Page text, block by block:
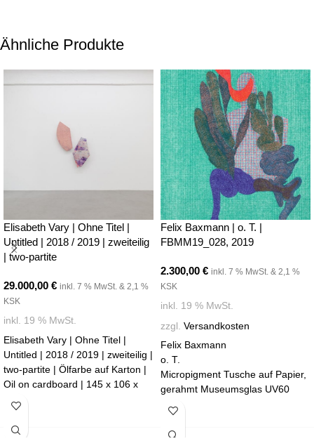
Ähnliche Produkte
Elisabeth Vary | Ohne Titel |
Untitled | 2018 / 2019 | zweiteilig
| two-partite
29.000,00 € inkl. 7 % MwSt. & 2,1 %
KSK
inkl. 19 % MwSt.
Elisabeth Vary | Ohne Titel |
Untitled | 2018 / 2019 | zweiteilig |
two-partite | Ölfarbe auf Karton |
Oil on cardboard | 145 x 106 x
Courtesy Elisabeth Vary & kajetan
Felix Baxmann | o. T. |
FBMM19_028, 2019
2.300,00 € inkl. 7 % MwSt. & 2,1 %
KSK
inkl. 19 % MwSt.
zzgl. Versandkosten
Felix Baxmann
o. T.
Micropigment Tusche auf Papier,
gerahmt Museumsglas UV60
36 x 26 cm